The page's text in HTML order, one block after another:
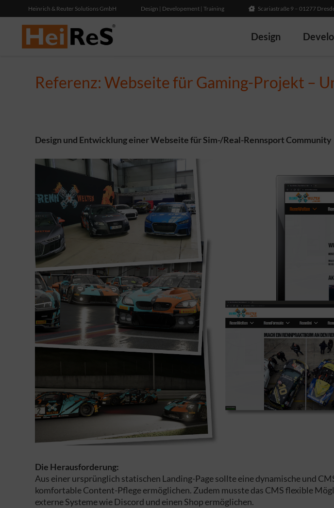
Heinrich & Reuter Solutions GmbH Design | Developement | Training Scariastraße 9 – 01277
Design
Referenz: Webseite für Gaming-Projekt –
Design und Entwicklung einer Webseite für Sim-/Real-Rennsport Community
Die Herausforderung:
Aus einer ursprünglich statischen Landing-Page sollte eine dynamische und
komfortable Content-Pflege ermöglichen. Zudem musste das CMS flexible
externe Systeme wie Discord und einen Shop ermöglichen.